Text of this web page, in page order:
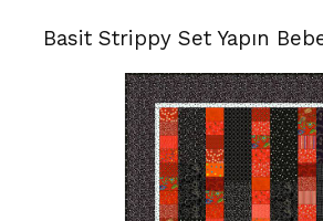
Basit Strippy Set Yapın